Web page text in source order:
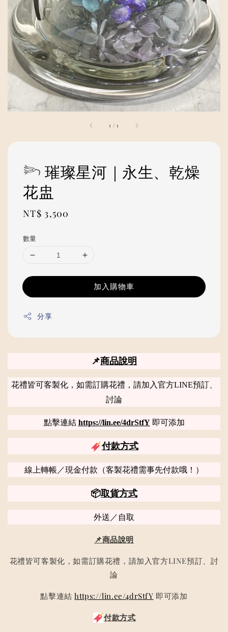
1 /1
𓆸 璀璨星河｜永生、乾燥
花盅
Regular
NT$ 3,500
數量
加入購物車
分享
📌商品說明
花禮皆可客製化，如需訂購花禮，請加入官方LINE預訂、
討論
點擊連結 https://lin.ee/4drStfY即可添加
付款方式
線上轉帳／現金付款（客製花禮需事先付款哦！）
📦取貨方式
外送／自取
📌商品說明
花禮皆可客製化，如需訂購花禮，請加入官方LINE預訂、討
論
點擊連結https://lin.ee/4drStfY 即可添加
付款方式